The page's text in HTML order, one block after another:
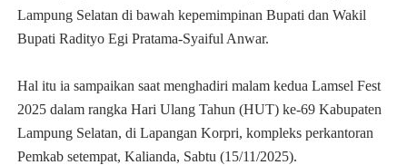
Lampung Selatan di bawah kepemimpinan Bupati dan Wakil
Bupati Radityo Egi Pratama-Syaiful Anwar.
Hal itu ia sampaikan saat menghadiri malam kedua Lamsel Fest
2025 dalam rangka Hari Ulang Tahun (HUT) ke-69 Kabupaten
Lampung Selatan, di Lapangan Korpri, kompleks perkantoran
Pemkab setempat, Kalianda, Sabtu (15/11/2025).